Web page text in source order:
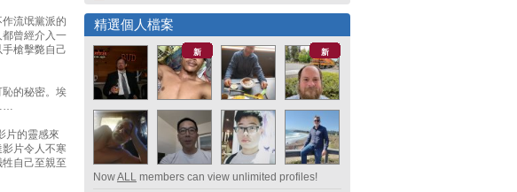
流氓黨派的
曾經介入一
槍擊斃自己
的秘密。埃
片的靈感來
片令人不寒
自己至親至
精選個人檔案
新 新
NowALL members can view unlimited profiles!